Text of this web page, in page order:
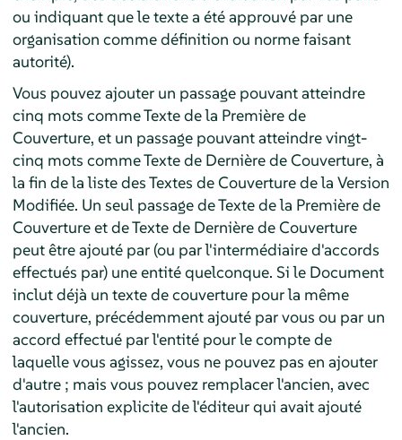
ou indiquant que le texte a été approuvé par une
organisation comme définition ou norme faisant
autorité).
Vous pouvez ajouter un passage pouvant atteindre
cinq mots comme Texte de la Première de
Couverture, et un passage pouvant atteindre vingt-
cinq mots comme Texte de Dernière de Couverture, à
la fin de la liste des Textes de Couverture de la Version
Modifiée. Un seul passage de Texte de la Première de
Couverture et de Texte de Dernière de Couverture
peut être ajouté par (ou par l'intermédiaire d'accords
effectués par) une entité quelconque. Si le Document
inclut déjà un texte de couverture pour la même
couverture, précédemment ajouté par vous ou par un
accord effectué par l'entité pour le compte de
laquelle vous agissez, vous ne pouvez pas en ajouter
d'autre ; mais vous pouvez remplacer l'ancien, avec
l'autorisation explicite de l'éditeur qui avait ajouté
l'ancien.